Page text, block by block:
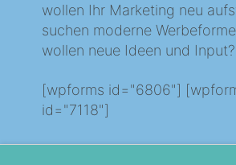
wollen Ihr Marketing neu
suchen moderne
wollen neue Ideen und Input?
[wpforms id="6806"] [wpforms
id="7118"]